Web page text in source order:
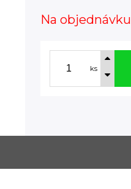
Na objednávku
ks